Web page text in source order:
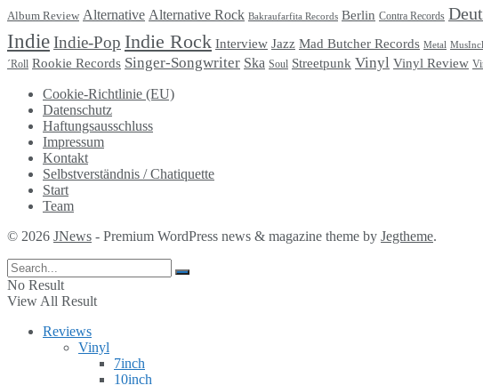
Album Review Alternative Alternative Rock Bakraufarfita Records Berlin Contra Records
IndieIndie-Pop Indie Rock Interview Jazz Mad Butcher Records Metal
´Roll Rookie Records Singer-Songwriter Ska Soul Streetpunk Vinyl Vinyl Review
Cookie-Richtlinie (EU)
Datenschutz
Haftungsausschluss
Impressum
Kontakt
Selbstverständnis / Chatiquette
Start
Team
© 2026 JNews - Premium WordPress news & magazine theme by Jegtheme.
No Result
View All Result
Reviews
Vinyl
7inch
10inch